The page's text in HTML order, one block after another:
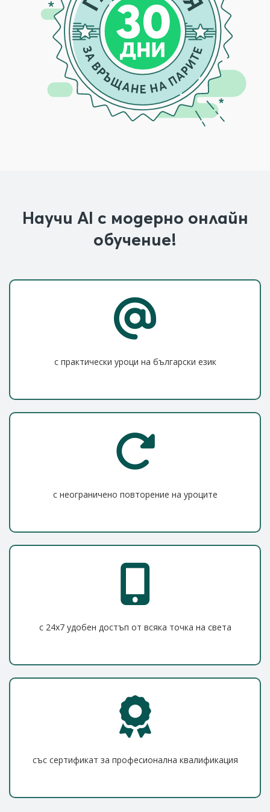
Научи AI с модерно онлайн
обучение!
с практически уроци на български език
с неограничено повторение на уроците
с 24x7 удобен достъп от всяка точка на света
със сертификат за професионална квалификация